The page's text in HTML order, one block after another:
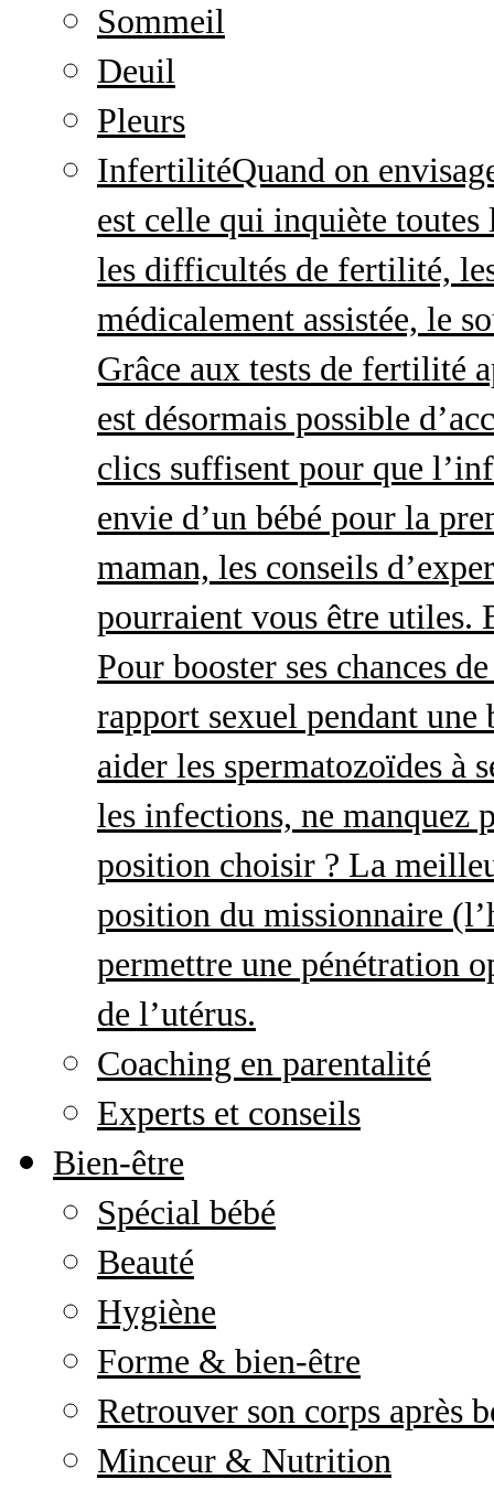
Sommeil
Deuil
Pleurs
InfertilitéQuand on
est celle qui inquiète
les difficultés de fertilité,
médicalement assistée, le
Grâce aux tests de fertilité
est désormais possible
clics suffisent pour que
envie d’un bébé pour la
maman, les conseils
pourraient vous être utiles.
Pour booster ses chances
rapport sexuel pendant
aider les spermatozoïdes à
les infections, ne manquez
position choisir ? La
position du missionnaire
permettre une pénétration
de l’utérus.
Coaching en parentalité
Experts et conseils
Bien-être
Spécial bébé
Beauté
Hygiène
Forme & bien-être
Retrouver son corps après
Minceur & Nutrition